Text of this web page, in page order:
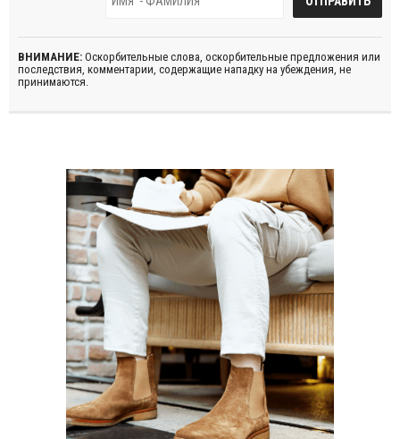
ВНИМАНИЕ: Оскорбительные слова, оскорбительные предложения или
последствия, комментарии, содержащие нападку на убеждения, не
принимаются.